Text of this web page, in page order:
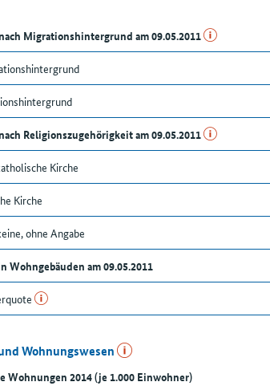
Migrationshintergrund am 09.05.2011
Religionszugehörigkeit am 09.05.2011
Kirche
Kirche
ohne Angabe
Wohngebäuden am 09.05.2011
Wohnungswesen
Wohnungen 2014 (je 1.000 Einwohner)